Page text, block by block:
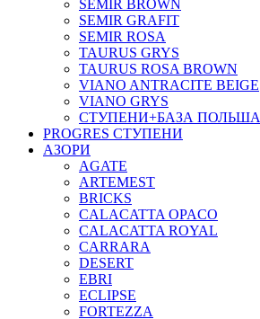
SEMIR BROWN
SEMIR GRAFIT
SEMIR ROSA
TAURUS GRYS
TAURUS ROSA BROWN
VIANO ANTRACITE BEIGE
VIANO GRYS
СТУПЕНИ+БАЗА ПОЛЬША
PROGRES СТУПЕНИ
АЗОРИ
AGATE
ARTEMEST
BRICKS
CALACATTA OPACO
CALACATTA ROYAL
CARRARA
DESERT
EBRI
ECLIPSE
FORTEZZA